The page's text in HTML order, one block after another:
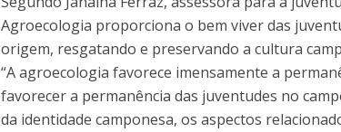
Agroecologia proporciona o bem viver das
origem, resgatando e preservando a cultura
“A agroecologia favorece imensamente a
favorecer a permanência das juventudes no
da identidade camponesa, os aspectos